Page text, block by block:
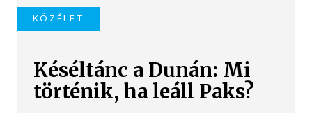
KÖZÉLET
Késéltánc a Dunán: Mi
történik, ha leáll Paks?